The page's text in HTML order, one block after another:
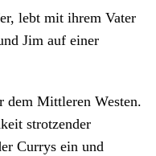
lebt mit ihrem Vater
Jim auf einer
dem Mittleren Westen.
strotzender
Currys ein und